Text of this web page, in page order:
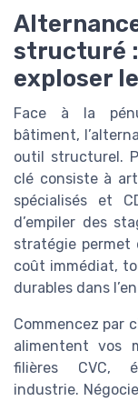
structuré
exploser
Face à la
bâtiment,
outil structurel.
clé consiste à
spécialisés et
d’empiler des
stratégie permet
coût immédiat,
durables dans
Commencez par
alimentent vos
filières CVC,
industrie.